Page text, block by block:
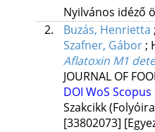
Nyilvános idéző
2.
Buzás, Henrietta ;
Szafner, Gábor;
Aflatoxin M1
JOURNAL OF
DOI WoS Scopus
Szakcikk
[33802073]